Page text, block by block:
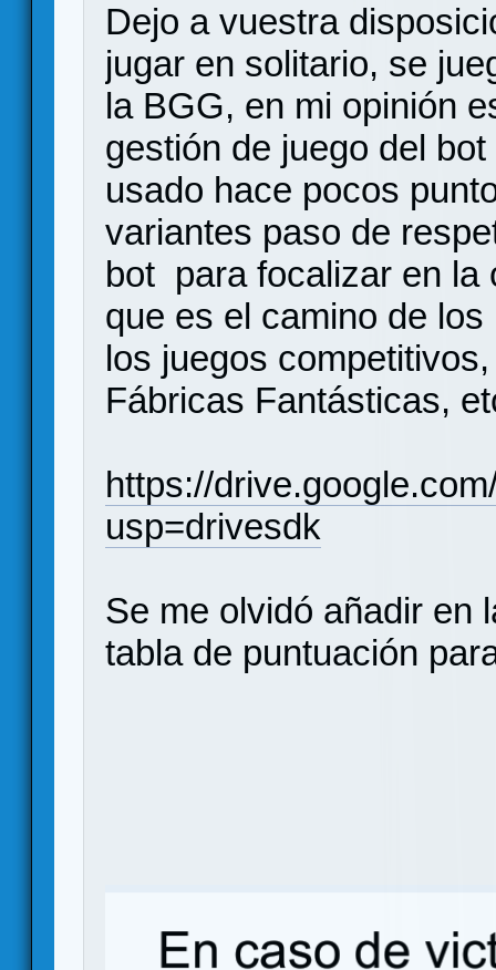
Dejo a vuestra
jugar en solitario, se
la BGG, en mi opinión
gestión de juego del
usado hace pocos
variantes paso de
bot para focalizar en la
que es el camino de
los juegos
Fábricas Fantásticas,
https://
usp=drivesdk
Se me olvidó añadir en
tabla de puntuación